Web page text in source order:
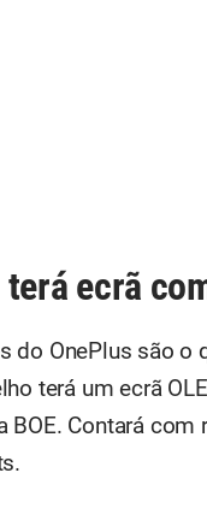
terá ecrã
do OnePlus são
terá um ecrã
BOE. Contará